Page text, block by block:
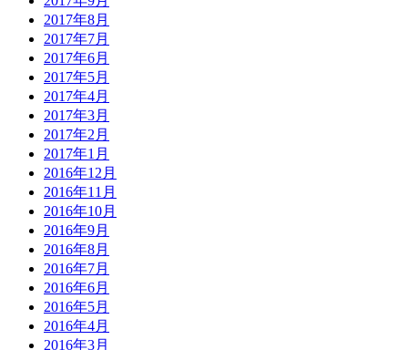
2017年8月
2017年7月
2017年6月
2017年5月
2017年4月
2017年3月
2017年2月
2017年1月
2016年12月
2016年11月
2016年10月
2016年9月
2016年8月
2016年7月
2016年6月
2016年5月
2016年4月
2016年3月